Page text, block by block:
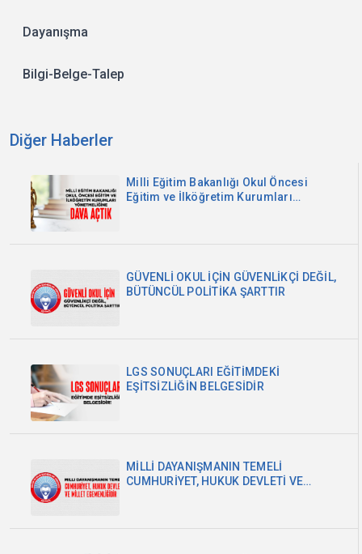
Dayanışma
Bilgi-Belge-Talep
Diğer Haberler
Milli Eğitim Bakanlığı Okul Öncesi
Eğitim ve İlköğretim Kurumları
GÜVENLİ OKUL İÇİN GÜVENLİKÇİ DEĞİL,
BÜTÜNCÜL POLİTİKA ŞARTTIR
LGS SONUÇLARI EĞİTİMDEKİ
EŞİTSİZLİĞİN BELGESİDİR
MİLLİ DAYANIŞMANIN TEMELİ
CUMHURİYET, HUKUK DEVLETİ VE